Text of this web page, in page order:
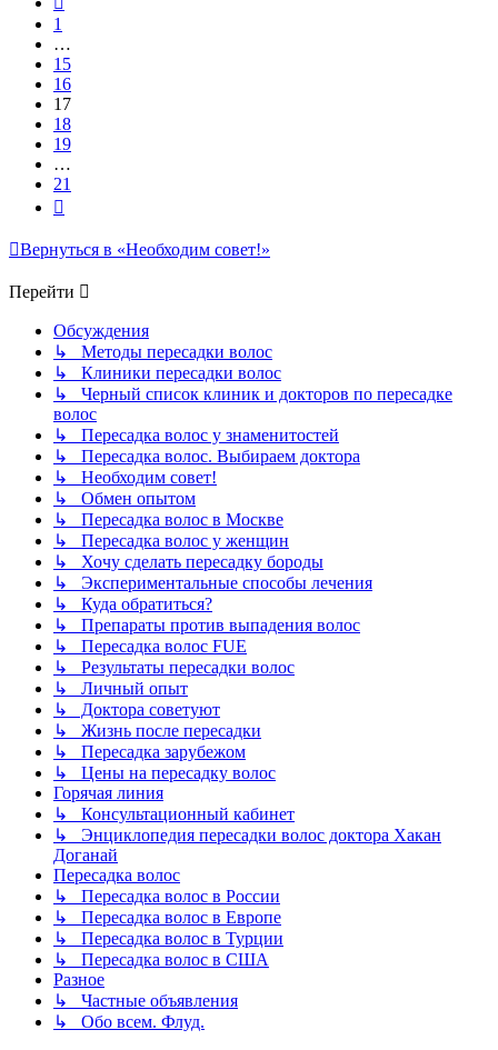
1
…
15
16
17
18
19
…
21
Вернуться в «Необходим совет!»
Перейти
Обсуждения
↳ Методы пересадки волос
↳ Клиники пересадки волос
↳ Черный список клиник и докторов по пересадке
волос
↳ Пересадка волос у знаменитостей
↳ Пересадка волос. Выбираем доктора
↳ Необходим совет!
↳ Обмен опытом
↳ Пересадка волос в Москве
↳ Пересадка волос у женщин
↳ Хочу сделать пересадку бороды
↳ Экспериментальные способы лечения
↳ Куда обратиться?
↳ Препараты против выпадения волос
↳ Пересадка волос FUE
↳ Результаты пересадки волос
↳ Личный опыт
↳ Доктора советуют
↳ Жизнь после пересадки
↳ Пересадка зарубежом
↳ Цены на пересадку волос
Горячая линия
↳ Консультационный кабинет
↳ Энциклопедия пересадки волос доктора Хакан
Доганай
Пересадка волос
↳ Пересадка волос в России
↳ Пересадка волос в Европе
↳ Пересадка волос в Турции
↳ Пересадка волос в США
Разное
↳ Частные объявления
↳ Обо всем. Флуд.